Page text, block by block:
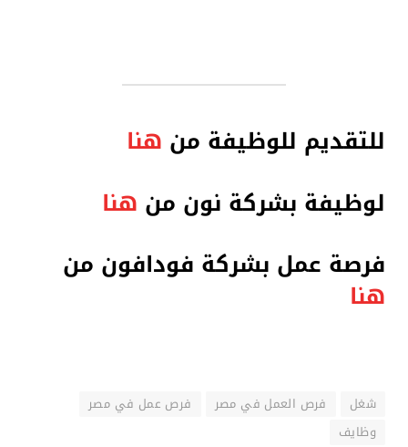
للتقديم للوظيفة من هنا
لوظيفة بشركة نون من هنا
فرصة عمل بشركة فودافون من
هنا
شغل فرص العمل في مصر
فرص عمل في مصر
وظايف